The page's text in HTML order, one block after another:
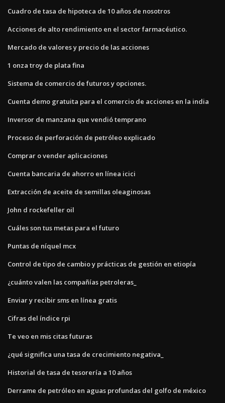
Cuadro de tasa de hipoteca de 10 años de nosotros
Acciones de alto rendimiento en el sector farmacéutico.
Mercado de valores y precio de las acciones
1 onza troy de plata fina
Sistema de comercio de futuros y opciones.
Cuenta demo gratuita para el comercio de acciones en la india
Inversor de manzana que vendió temprano
Proceso de perforación de petróleo explicado
Comprar o vender aplicaciones
Cuenta bancaria de ahorro en línea icici
Extracción de aceite de semillas oleaginosas
John d rockefeller oil
Cuáles son tus metas para el futuro
Puntas de níquel mcx
Control de tipo de cambio y prácticas de gestión en etiopía
¿cuánto valen las compañías petroleras_
Enviar y recibir sms en línea gratis
Cifras del índice rpi
Te veo en mis citas futuras
¿qué significa una tasa de crecimiento negativa_
Historial de tasa de tesorería a 10 años
Derrame de petróleo en aguas profundas del golfo de méxico